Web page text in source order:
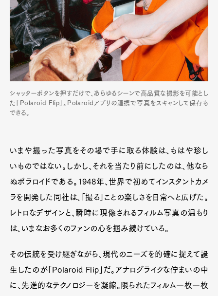
シャッターボタンを押すだけで、あらゆるシーンで高品質な撮影を可能とし
た「Polaroid Flip」。Polaroidアプリの連携で写真をスキャンして保存も
できる。
いまや撮った写真をその場で手に取る体験は、もはや珍し
いものではない。しかし、それを当たり前にしたのは、他なら
ぬポラロイドである。1948年、世界で初めてインスタントカメ
ラを開発した同社は、「撮る」ことの楽しさを日常へと広げた。
レトロなデザインと、瞬時に現像されるフィルム写真の温もり
は、いまなお多くのファンの心を掴み続けている。
その伝統を受け継ぎながら、現代のニーズを的確に捉えて誕
生したのが「Polaroid Flip」だ。アナログライクな佇まいの中
に、先進的なテクノロジーを凝縮。限られたフィルム一枚一枚